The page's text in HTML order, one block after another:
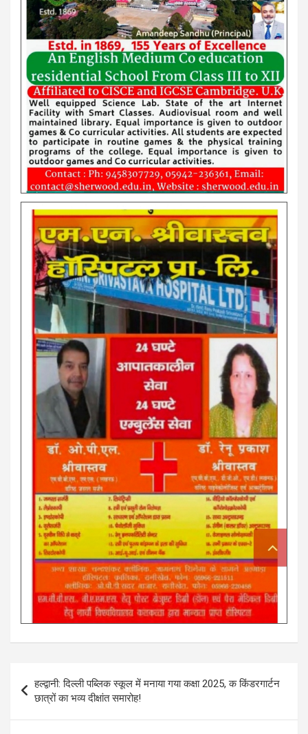
navigation
हल्द्वानी: ‌दिल्ली पब्लिक स्कूल में मनाया गया कक्षा 2025, क किंडरगार्टन
छात्रों का भव्य दीक्षांत समारोह!